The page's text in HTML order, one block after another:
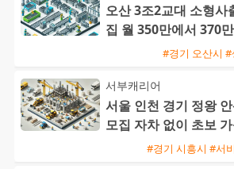
오산 3조2교대 소형사
집 월 350만에서 370
원 및 통근버스 운행
#경기 오산시 #
서부캐리어
서울 인천 경기 정왕
모집 자차 없이 초보
#경기 시흥시 #서